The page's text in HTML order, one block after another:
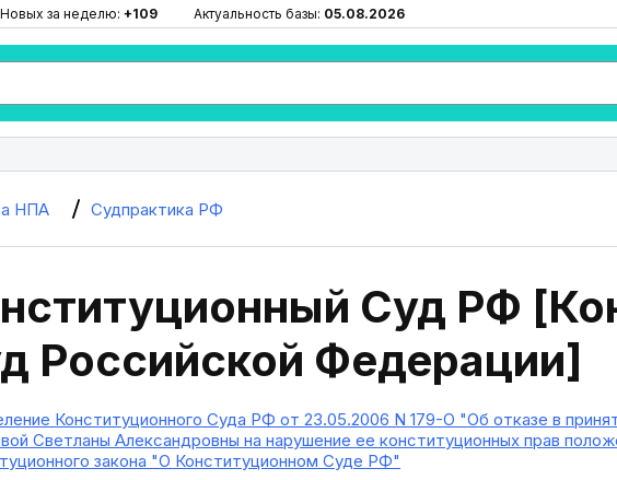
Новых за неделю: +109 Актуальность базы: 05.08.2026
НПА Судпрактика РФ
Суд РФ
Российской Федерации]
Конституционного Суда РФ от 23.05.2006 N 179-О "Об отказе в
Светланы Александровны на нарушение ее конституционных прав
закона "О Конституционном Суде РФ"